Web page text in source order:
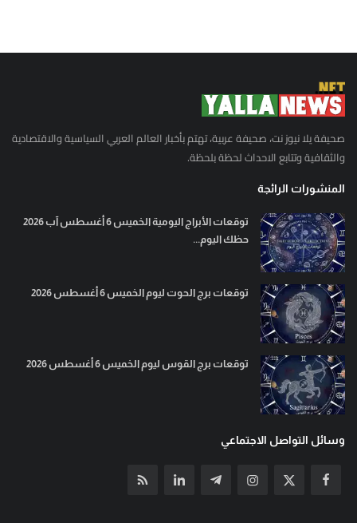
صحيفة يلا نيوز نت، صحيفة عربية، تهتم بأخبار العالم العربي السياسية والاقتصادية
والثقافية وتتابع الاحداث لحظة بلحظة.
المنشورات الرائجة
توقعات الأبراج اليومية الخميس 6 أغسطس آب 2026
حظك اليوم...
توقعات برج الحوت ليوم الخميس 6 أغسطس 2026
توقعات برج القوس ليوم الخميس 6 أغسطس 2026
وسائل التواصل الاجتماعي